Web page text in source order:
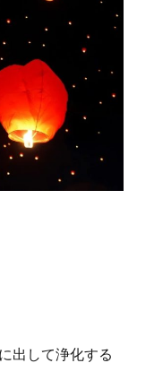
出して浄化する